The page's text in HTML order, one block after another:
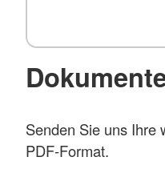
Senden Sie uns Ihre
PDF-Format.